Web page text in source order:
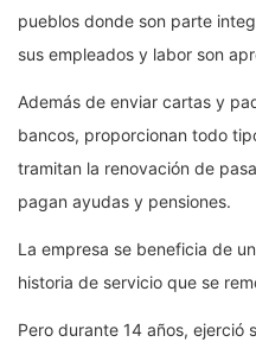
pueblos donde son parte
sus empleados y labor son
Además de enviar cartas y
bancos, proporcionan todo
tramitan la renovación de
pagan ayudas y pensiones.
La empresa se beneficia de
historia de servicio que se
Pero durante 14 años, ejerció